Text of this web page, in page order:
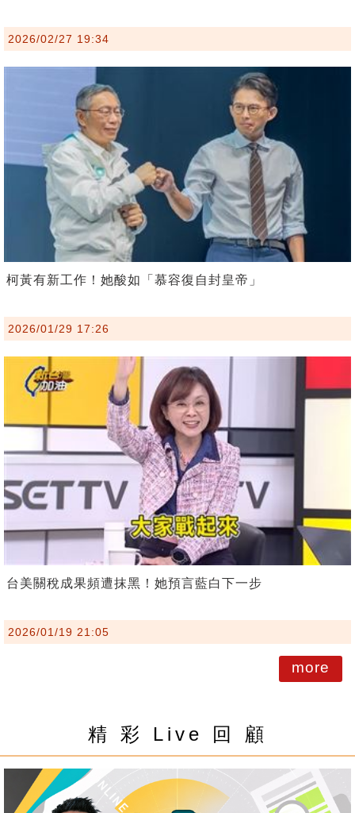
2026/02/27 19:34
柯黃有新工作！她酸如「慕容復自封皇帝」
2026/01/29 17:26
台美關稅成果頻遭抹黑！她預言藍白下一步
2026/01/19 21:05
more
精 彩 Live 回 顧